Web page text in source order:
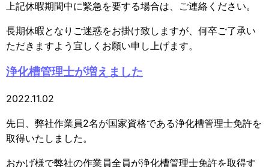
上記休暇期間中に緊急を要する場合は、ご連絡ください。
長期休暇となりご迷惑をお掛け致しますが、何卒ご了承い
ただきますよう宜しくお願い申し上げます。
浄化槽管理士が増えました
2022.11.02
先日、弊社作業員2名が国家資格である浄化槽管理士免許を
取得いたしました。
おかげ様で弊社の作業員全員が浄化槽管理士免許を取得す